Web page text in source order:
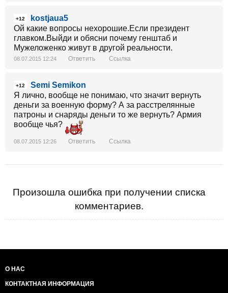
+12
kostjaua5
Ой какие вопросы нехорошие.Если президент
главком.Выйди и обясни почему генштаб и
Мужеложенко живут в другой реальности.
08.07.2015 12:24 Ответить Ссылка
+12
Semi Semikon
Я лично, вообще не понимаю, что значит вернуть
деньги за военную форму? А за расстрелянные
патроны и снаряды деньги то же вернуть? Армия
вообще чья?
08.07.2015 12:26 Ответить Ссылка
Произошла ошибка при получении списка
комментариев.
О НАС
КОНТАКТНАЯ ИНФОРМАЦИЯ